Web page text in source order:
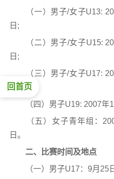
回首页
（一）男子/女子U13:
日;
（二）男子/女子U15:
日;
（三）男子/女子U17:
日;
（四）男子U19: 2007年1
（五）女子青年组：
日。
二、比赛时间及地点
（一）男子U17：9月25日